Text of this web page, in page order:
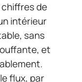
chiffres de
intérieur
sans
et
flux, par